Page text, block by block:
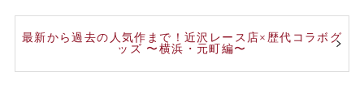
最新から過去の人気作まで！近沢レース店×歴代コラボグ
ッズ 〜横浜・元町編〜